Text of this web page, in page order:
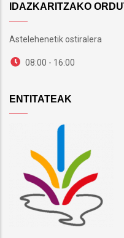
IDAZKARITZAKO
Astelehenetik ostiralera
08:00 - 16:00
ENTITATEAK